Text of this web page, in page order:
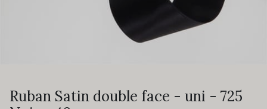
Ruban Satin double face - uni - 725